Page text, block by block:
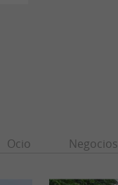
Ocio Negocios